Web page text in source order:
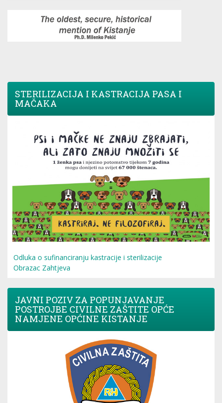
STERILIZACIJA I KASTRACIJA PASA I
MAČAKA
Odluka o sufinanciranju kastracije i sterilizacije
Obrazac Zahtjeva
JAVNI POZIV ZA POPUNJAVANJE
POSTROJBE CIVILNE ZAŠTITE OPĆE
NAMJENE OPĆINE KISTANJE